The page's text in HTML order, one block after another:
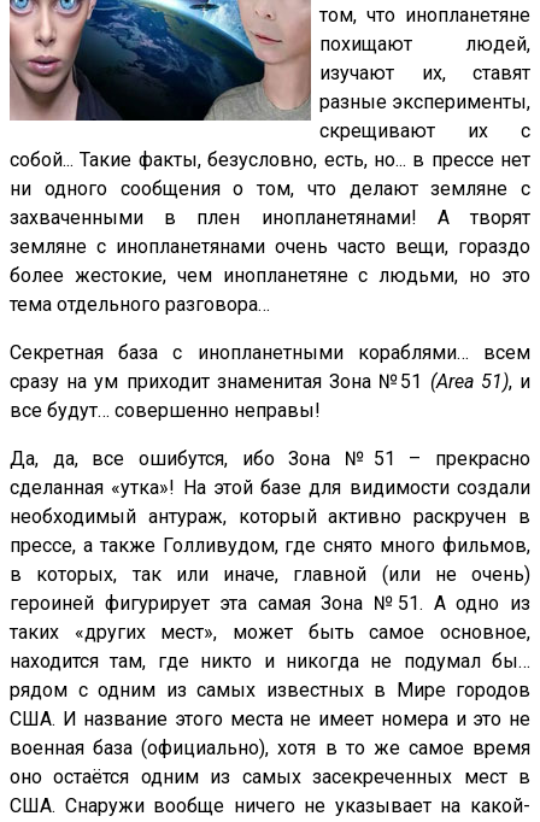
том, что инопланетяне
похищают людей,
изучают их, ставят
разные эксперименты,
скрещивают их с
собой... Такие факты, безусловно, есть, но... в прессе нет
ни одного сообщения о том, что делают земляне с
захваченными в плен инопланетянами! А творят
земляне с инопланетянами очень часто вещи, гораздо
более жестокие, чем инопланетяне с людьми, но это
тема отдельного разговора…
Секретная база с инопланетными кораблями… всем
сразу на ум приходит знаменитая Зона №51 (Area51), и
все будут… совершенно неправы!
Да, да, все ошибутся, ибо Зона №51 – прекрасно
сделанная «утка»! На этой базе для видимости создали
необходимый антураж, который активно раскручен в
прессе, а также Голливудом, где снято много фильмов,
в которых, так или иначе, главной (или не очень)
героиней фигурирует эта самая Зона №51. А одно из
таких «других мест», может быть самое основное,
находится там, где никто и никогда не подумал бы…
рядом с одним из самых известных в Мире городов
США. И название этого места не имеет номера и это не
военная база (официально), хотя в то же самое время
оно остаётся одним из самых засекреченных мест в
США. Снаружи вообще ничего не указывает на какой-